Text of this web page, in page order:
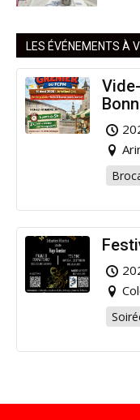
LES ÉVÉNEMENTS À